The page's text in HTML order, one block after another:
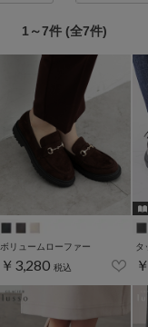
1～7件 (全7件)
ボリュームローファー
￥3,280 税込
タ